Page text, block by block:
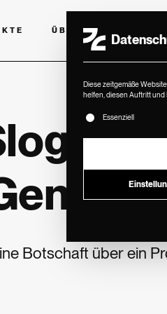
ÜBER UNS
Botschaft über ein
Diese zeitgemäße
helfen, diesen Auftritt
Es folgt eine
Essenziell